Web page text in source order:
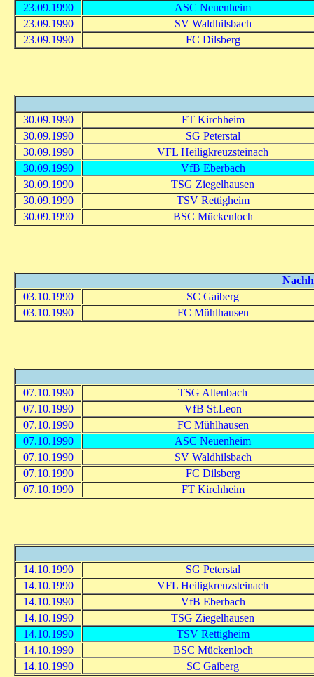
23.09.1990
ASC Neuenheim
23.09.1990
SV Waldhilsbach
23.09.1990
FC Dilsberg
30.09.1990
FT Kirchheim
30.09.1990
SG Peterstal
30.09.1990
VFL Heiligkreuzsteinach
30.09.1990
VfB Eberbach
30.09.1990
TSG Ziegelhausen
30.09.1990
TSV Rettigheim
30.09.1990
BSC Mückenloch
03.10.1990
SC Gaiberg
03.10.1990
FC Mühlhausen
07.10.1990
TSG Altenbach
07.10.1990
VfB St.Leon
07.10.1990
FC Mühlhausen
07.10.1990
ASC Neuenheim
07.10.1990
SV Waldhilsbach
07.10.1990
FC Dilsberg
07.10.1990
FT Kirchheim
14.10.1990
SG Peterstal
14.10.1990
VFL Heiligkreuzsteinach
14.10.1990
VfB Eberbach
14.10.1990
TSG Ziegelhausen
14.10.1990
TSV Rettigheim
14.10.1990
BSC Mückenloch
14.10.1990
SC Gaiberg